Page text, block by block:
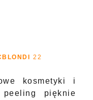
22
kosmetyki i
pięknie